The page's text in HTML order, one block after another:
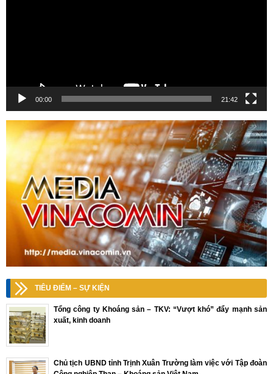
00:00 21:42
TIÊU ĐIỂM – SỰ KIỆN
Tổng công ty Khoáng sản – TKV: “Vượt khó” đẩy mạnh sản
xuất, kinh doanh
Chủ tịch UBND tỉnh Trịnh Xuân Trường làm việc với Tập đoàn